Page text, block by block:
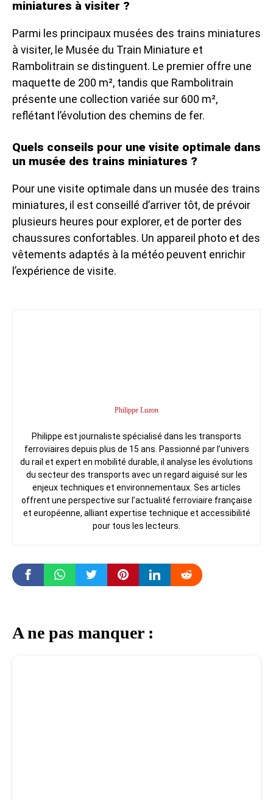
miniatures à visiter ?
Parmi les principaux musées des trains miniatures
à visiter, le Musée du Train Miniature et
Rambolitrain se distinguent. Le premier offre une
maquette de 200 m², tandis que Rambolitrain
présente une collection variée sur 600 m²,
reflétant l’évolution des chemins de fer.
Quels conseils pour une visite optimale dans
un musée des trains miniatures ?
Pour une visite optimale dans un musée des trains
miniatures, il est conseillé d’arriver tôt, de prévoir
plusieurs heures pour explorer, et de porter des
chaussures confortables. Un appareil photo et des
vêtements adaptés à la météo peuvent enrichir
l’expérience de visite.
Philippe Luzon
Philippe est journaliste spécialisé dans les transports
ferroviaires depuis plus de 15 ans. Passionné par l’univers
du rail et expert en mobilité durable, il analyse les évolutions
du secteur des transports avec un regard aiguisé sur les
enjeux techniques et environnementaux. Ses articles
offrent une perspective sur l’actualité ferroviaire française
et européenne, alliant expertise technique et accessibilité
pour tous les lecteurs.
A ne pas manquer :